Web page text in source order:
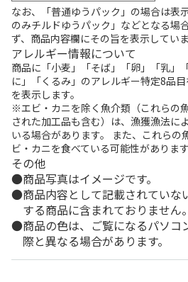
なお、「普通ゆうパック」の場合は表
のみチルドゆうパック」などとなる場
ず、商品内容欄にその旨を表示していま
アレルギー情報について
商品に「小麦」「そば」「卵」「乳」
に」「くるみ」のアレルギー特定8品
を表示します。
※エビ・カニを除く魚介類（これらの
された加工品も含む）は、漁獲漁法に
いる場合があります。 また、これらの
ビ・カニを食べている可能性があります
その他
商品写真はイメージです。
商品内容として記載されていな
する商品に含まれておりません。
商品の色は、ご覧になるパソコ
際と異なる場合があります。